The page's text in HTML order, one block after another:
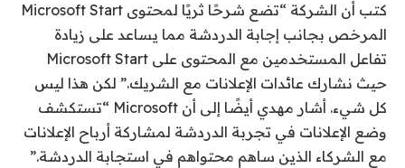
كتب أن الشركة “تضع شرحًا ثريًا لمحتوى Microsoft Start
المرخص بجانب إجابة الدردشة مما يساعد على زيادة
تفاعل المستخدمين مع المحتوى على Microsoft Start
حيث نشارك عائدات الإعلانات مع الشريك.” لكن هذا ليس
كل شيء. أشار مهدي أيضًا إلى أن Microsoft “تستكشف
وضع الإعلانات في تجربة الدردشة لمشاركة أرباح الإعلانات
مع الشركاء الذين ساهم محتواهم في استجابة الدردشة.”